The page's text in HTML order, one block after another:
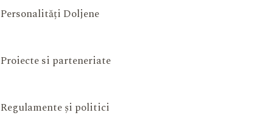
Personalități Doljene
Proiecte si parteneriate
Regulamente și politici